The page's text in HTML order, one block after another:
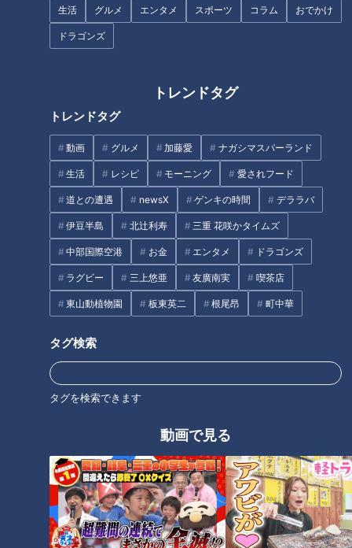
生活 グルメ エンタメ スポーツ コラム おでかけ
ドラゴンズ
トレンドタグ
トレンドタグ
動画 グルメ 加藤愛 ナガシマスパーランド
生活 レシピ モーニング 愛されフード
道との遭遇 newsX ゲンキの時間 デララバ
伊豆半島 北辻利寿 三重 花咲かタイムズ
中部国際空港 お金 エンタメ ドラゴンズ
ラグビー 三上悠亜 友廣南実 喫茶店
東山動植物園 板東英二 根尾昂 町中華
タグ検索
タグを検索できます
動画で見る
ぶ…進学校の強豪卓球部にいた
イケメン主将 歩くだけでザワつ
“青春”と“株式会社”が共存…女子
校 共に感じ、学び、笑って社会
へ
憲伸＆吉見がイジリ倒してもビ
クともしない影の名捕手・小田
幸平「誰がぶーちゃんやねん！
名前あるわっ！」
【レギュラー化!?てぃ先生の“子
育てお悩み相談室”第2弾】あと
10分、生でしゃべります#64
タグ
井端弘和 川上井端のすべらない話 川上憲伸
オススメ関連コンテンツ